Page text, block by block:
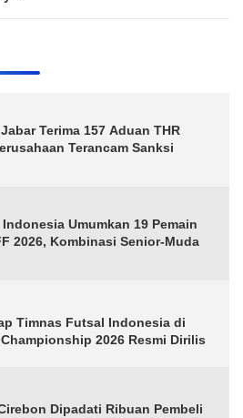
Terima 157 Aduan THR
Terancam Sanksi
Umumkan 19 Pemain
2026, Kombinasi Senior-Muda
Timnas Futsal Indonesia di
2026 Resmi Dirilis
Dipadati Ribuan Pembeli